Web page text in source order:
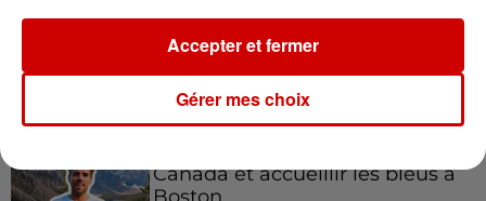
l'entrepreneuriat féminin
Canada et accueillir les bleus à
Boston,...
Gérer mes choix
Accepter et fermer